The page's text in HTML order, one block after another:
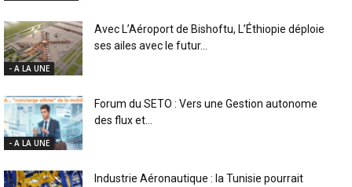
- A LA UNE
Avec L’Aéroport de Bishoftu, L’Éthiopie déploie
ses ailes avec le futur...
- A LA UNE
Forum du SETO : Vers une Gestion autonome
des flux et...
Industrie Aéronautique : la Tunisie pourrait